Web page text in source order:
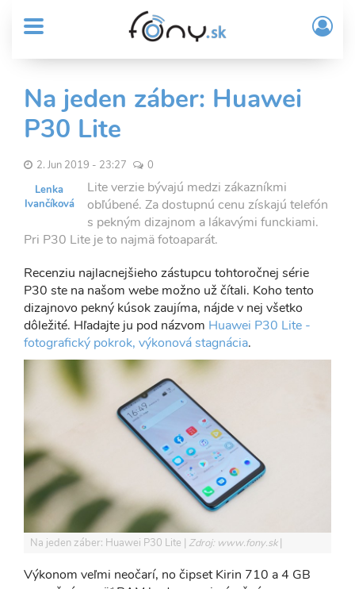
obsah
MENU
Sub
Header
menu
User
account
menu
/
Na jeden záber: Huawei
P30 Lite
2. Jun 2019 - 23:27
0
Lenka
Ivančíková
Lite verzie bývajú medzi zákazníkmi
obľúbené. Za dostupnú cenu získajú telefón
s pekným dizajnom a lákavými funckiami.
Pri P30 Lite je to najmä fotoaparát.
Recenziu najlacnejšieho zástupcu tohtoročnej série
P30 ste na našom webe možno už čítali. Koho tento
dizajnovo pekný kúsok zaujíma, nájde v nej všetko
dôležité. Hľadajte ju pod názvom Huawei P30 Lite -
fotografický pokrok, výkonová stagnácia.
Na jeden záber: Huawei P30 Lite Zdroj: www.fony.sk
Výkonom veľmi neočarí, no čipset Kirin 710 a 4 GB